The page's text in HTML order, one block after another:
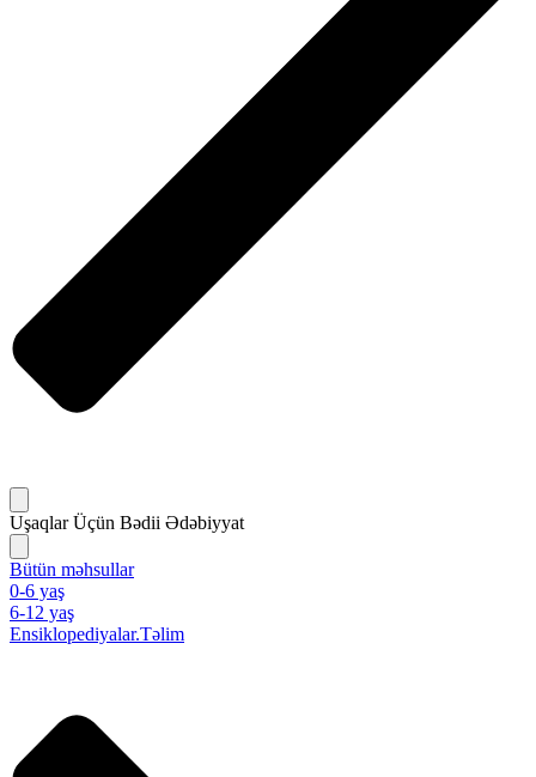
Uşaqlar Üçün Bədii Ədəbiyyat
Bütün məhsullar
0-6 yaş
6-12 yaş
Ensiklopediyalar.Təlim